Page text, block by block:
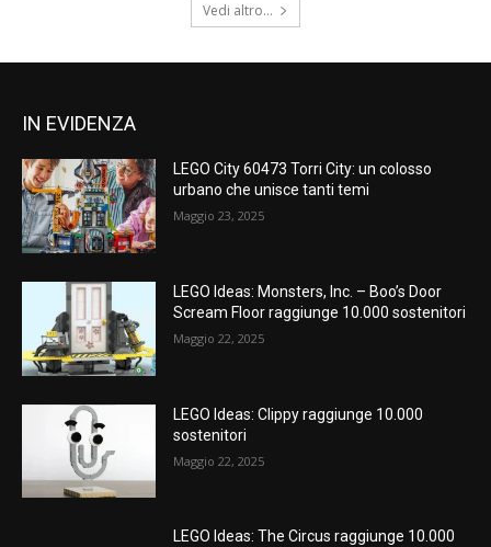
Vedi altro...
IN EVIDENZA
LEGO City 60473 Torri City: un colosso
urbano che unisce tanti temi
Maggio 23, 2025
LEGO Ideas: Monsters, Inc. – Boo’s Door
Scream Floor raggiunge 10.000 sostenitori
Maggio 22, 2025
LEGO Ideas: Clippy raggiunge 10.000
sostenitori
Maggio 22, 2025
LEGO Ideas: The Circus raggiunge 10.000